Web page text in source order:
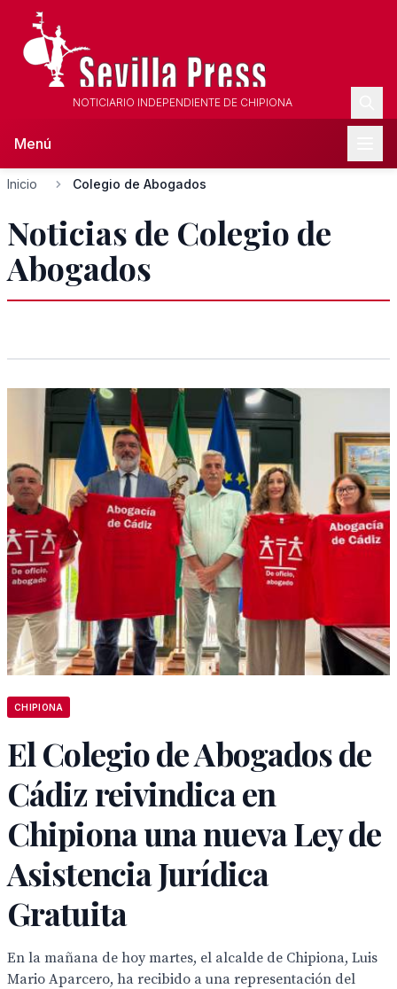
NOTICIARIO INDEPENDIENTE DE CHIPIONA
Menú
Inicio Colegio de Abogados
Noticias de Colegio de
Abogados
CHIPIONA
El Colegio de Abogados de
Cádiz reivindica en
Chipiona una nueva Ley de
Asistencia Jurídica
Gratuita
En la mañana de hoy martes, el alcalde de Chipiona, Luis
Mario Aparcero, ha recibido a una representación del